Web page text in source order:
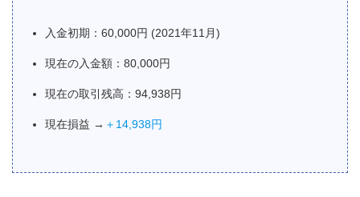
入金初期：60,000円 (2021年11月)
現在の入金額：80,000円
現在の取引残高：94,938円
現在損益 → ＋14,938円